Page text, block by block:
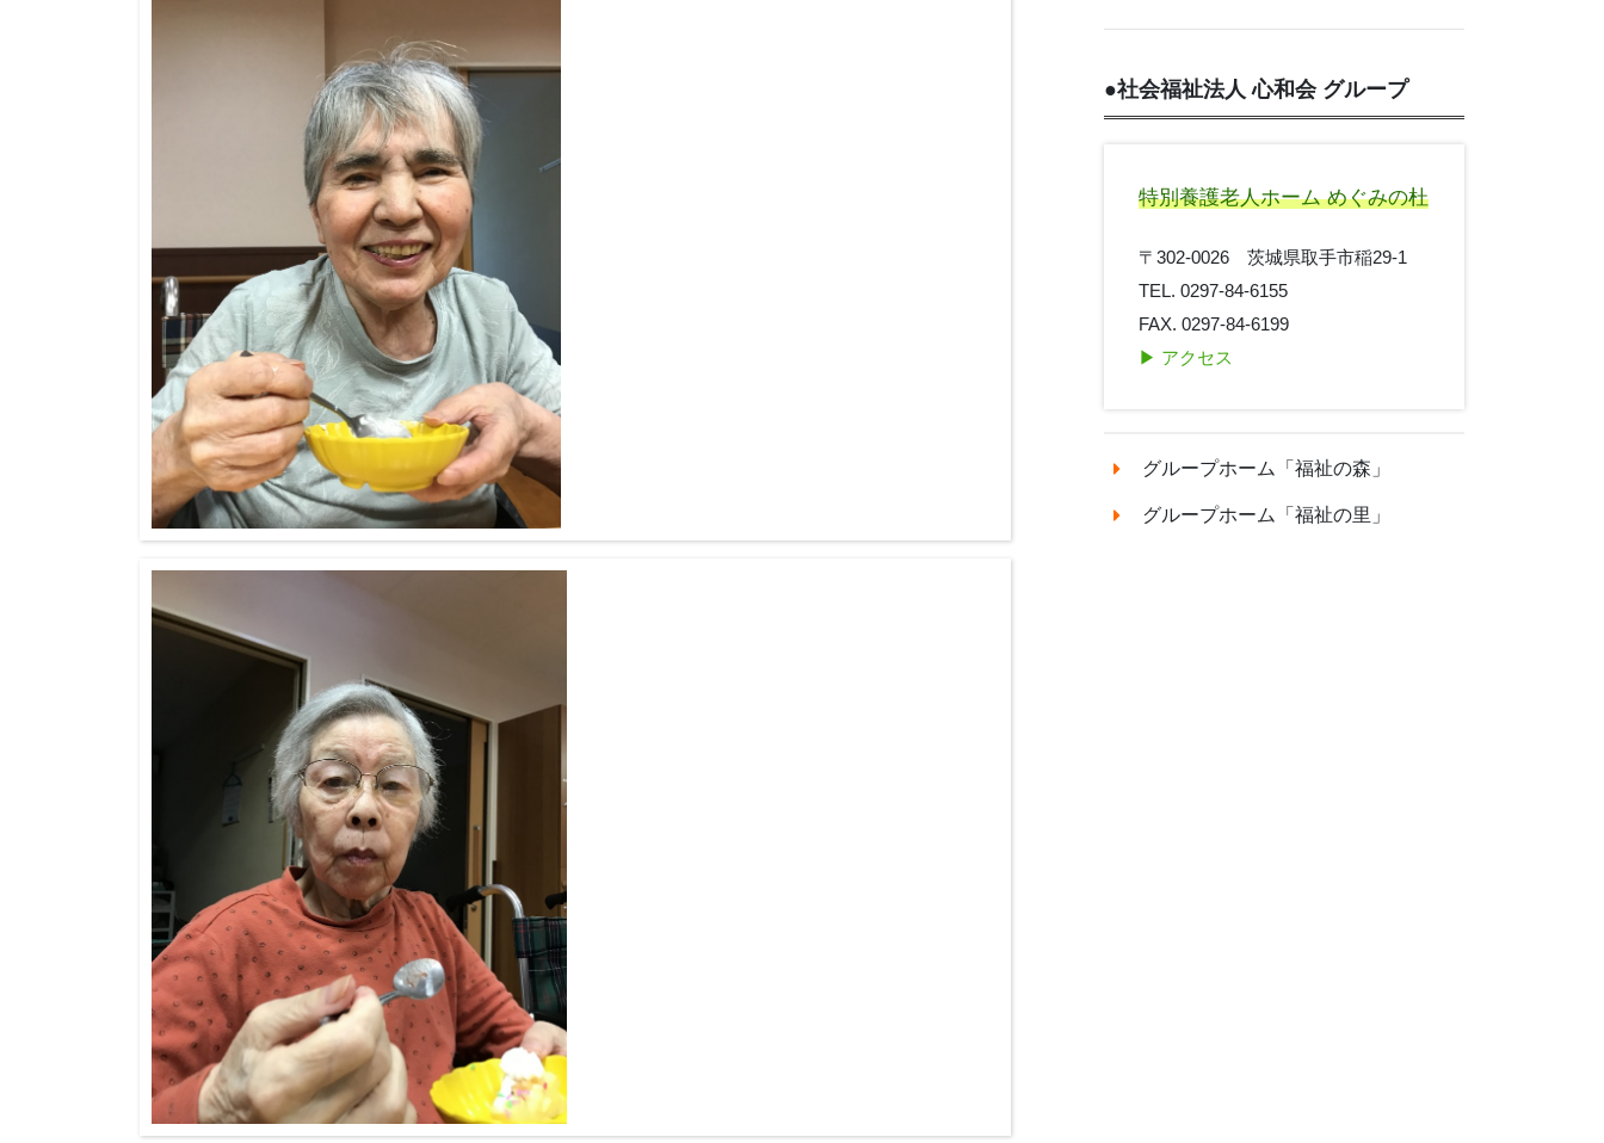
●社会福祉法人 心和会 グループ
特別養護老人ホーム めぐみの杜
〒302-0026 茨城県取手市稲29-1
TEL. 0297-84-6155
FAX. 0297-84-6199
▶︎ アクセス
グループホーム「福祉の森」
グループホーム「福祉の里」